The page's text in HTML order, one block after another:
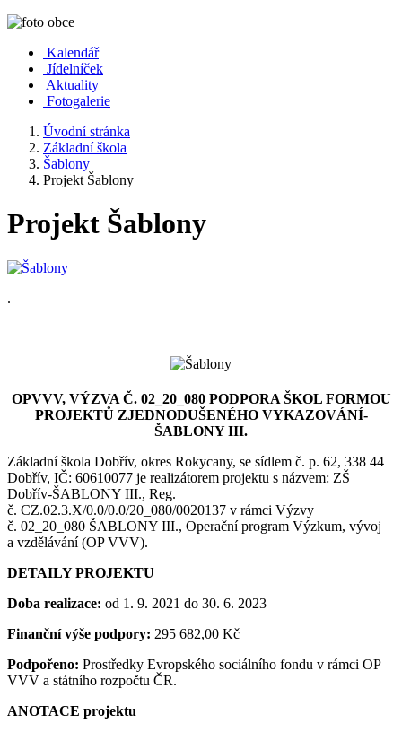
Kalendář
Jídelníček
Aktuality
Fotogalerie
Úvodní stránka
Základní škola
Šablony
Projekt Šablony
Projekt Šablony
.
OPVVV, VÝZVA Č. 02_20_080 PODPORA ŠKOL FORMOU
PROJEKTŮ ZJEDNODUŠENÉHO VYKAZOVÁNÍ-
ŠABLONY III.
Základní škola Dobřív, okres Rokycany, se sídlem č. p. 62, 338 44
Dobřív, IČ: 60610077 je realizátorem projektu s názvem: ZŠ
Dobřív-ŠABLONY III., Reg.
č. CZ.02.3.X/0.0/0.0/20_080/0020137 v rámci Výzvy
č. 02_20_080 ŠABLONY III., Operační program Výzkum, vývoj
a vzdělávání (OP VVV).
DETAILY PROJEKTU
Doba realizace: od 1. 9. 2021 do 30. 6. 2023
Finanční výše podpory: 295 682,00 Kč
Podpořeno: Prostředky Evropského sociálního fondu v rámci OP
VVV a státního rozpočtu ČR.
ANOTACE projektu